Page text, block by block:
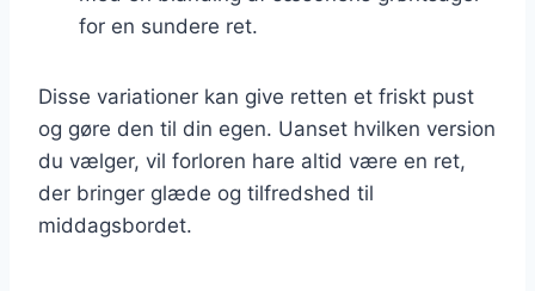
for en sundere ret.
Disse variationer kan give retten et friskt pust
og gøre den til din egen. Uanset hvilken version
du vælger, vil forloren hare altid være en ret,
der bringer glæde og tilfredshed til
middagsbordet.